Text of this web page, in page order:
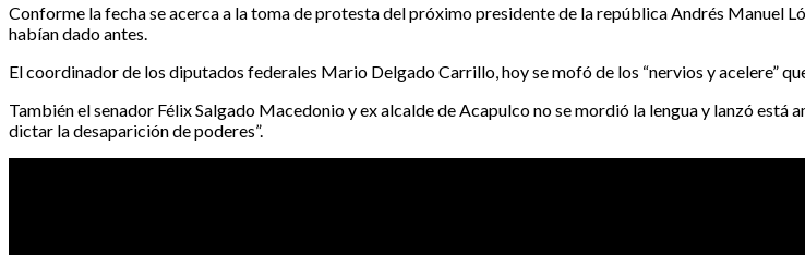
Conforme la fecha se acerca a la toma de protesta del próximo presidente de la república Andrés Manuel
habían dado antes.
El coordinador de los diputados federales Mario Delgado Carrillo, hoy se mofó de los “nervios y acelere”
También el senador Félix Salgado Macedonio y ex alcalde de Acapulco no se mordió la lengua y lanzó
dictar la desaparición de poderes”.